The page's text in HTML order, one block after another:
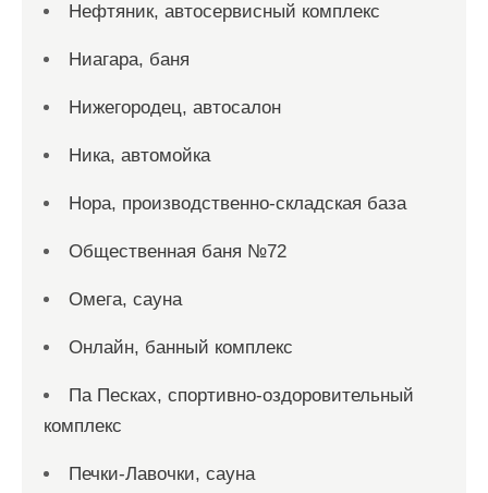
Нефтяник, автосервисный комплекс
Ниагара, баня
Нижегородец, автосалон
Ника, автомойка
Нора, производственно-складская база
Общественная баня №72
Омега, сауна
Онлайн, банный комплекс
Па Песках, спортивно-оздоровительный
комплекс
Печки-Лавочки, сауна